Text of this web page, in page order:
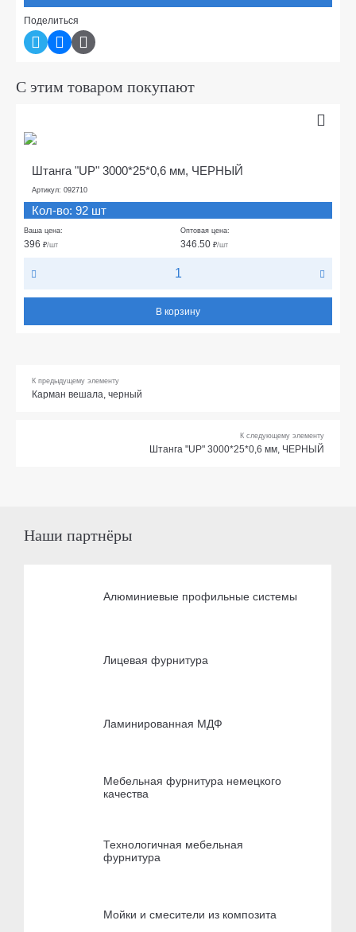
Поделиться
С этим товаром покупают
Штанга "UP" 3000*25*0,6 мм, ЧЕРНЫЙ
Артикул: 092710
Кол-во: 92 шт
Ваша цена:
396 ₽/шт
Оптовая цена:
346.50 ₽/шт
В корзину
К предыдущему элементу
Карман вешала, черный
К следующему элементу
Штанга "UP" 3000*25*0,6 мм, ЧЕРНЫЙ
Наши партнёры
Алюминиевые профильные системы
Лицевая фурнитура
Ламинированная МДФ
Мебельная фурнитура немецкого
качества
Технологичная мебельная
фурнитура
Мойки и смесители из композита